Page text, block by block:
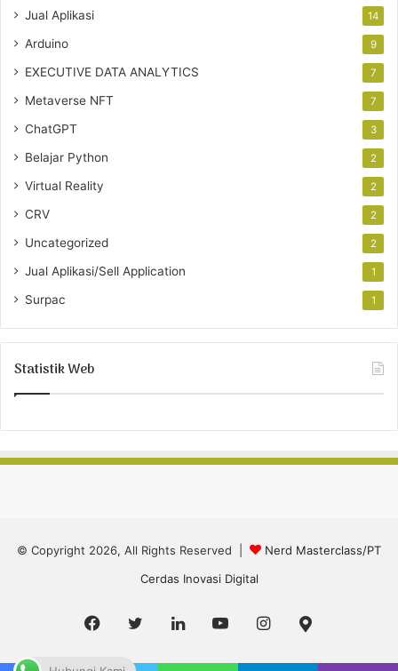
Jual Aplikasi 14
Arduino 9
EXECUTIVE DATA ANALYTICS 7
Metaverse NFT 7
ChatGPT 3
Belajar Python 2
Virtual Reality 2
CRV 2
Uncategorized 2
Jual Aplikasi/Sell Application 1
Surpac 1
Statistik Web
© Copyright 2026, All Rights Reserved |
Nerd Masterclass/PT
Cerdas Inovasi Digital
Facebook
TwitterLinkedInYouTubeInstagram
Maps